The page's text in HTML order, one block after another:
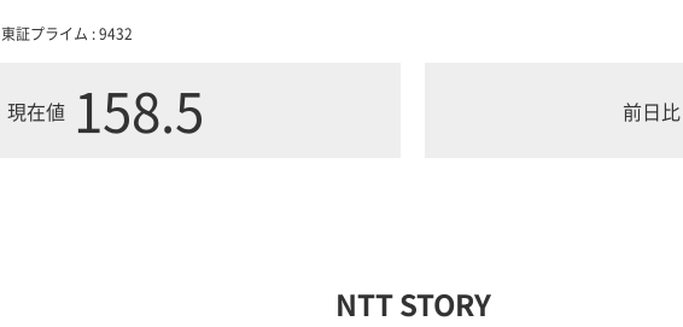
東証プライム : 9432
現在値 158.5 前日比
NTT STORY